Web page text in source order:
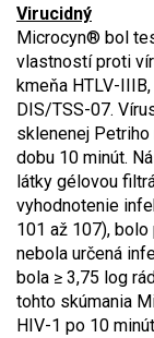
Virucidný
Microcyn® bol
vlastností proti
kmeňa HTLV-
DIS/TSS-07.
sklenenej
dobu 10 minút.
látky gélovou
vyhodnotenie
101 až 107),
nebola určená
bola ≥ 3,75 log
tohto skúmania
HIV-1 po 10